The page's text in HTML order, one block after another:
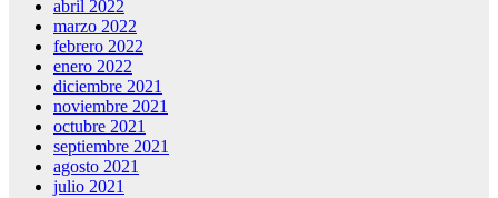
abril 2022
marzo 2022
febrero 2022
enero 2022
diciembre 2021
noviembre 2021
octubre 2021
septiembre 2021
agosto 2021
julio 2021